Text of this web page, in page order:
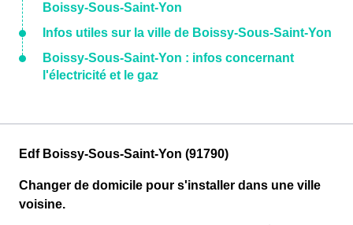
Boissy-Sous-Saint-Yon
Infos utiles sur la ville de Boissy-Sous-Saint-Yon
Boissy-Sous-Saint-Yon : infos concernant
l'électricité et le gaz
Edf Boissy-Sous-Saint-Yon (91790)
Changer de domicile pour s'installer dans une ville
voisine.